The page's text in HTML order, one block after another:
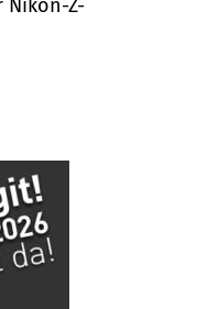
Nikon-Z-